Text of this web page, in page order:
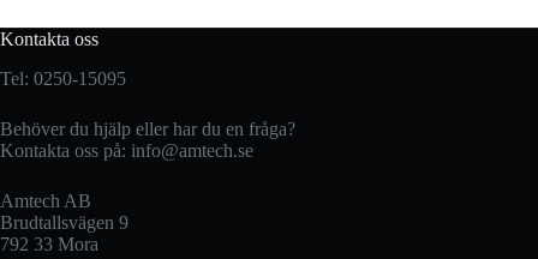
Kontakta oss
Tel: 0250-15095
Behöver du hjälp eller har du en fråga?
Kontakta oss på: info@amtech.se
Amtech AB
Brudtallsvägen 9
792 33 Mora